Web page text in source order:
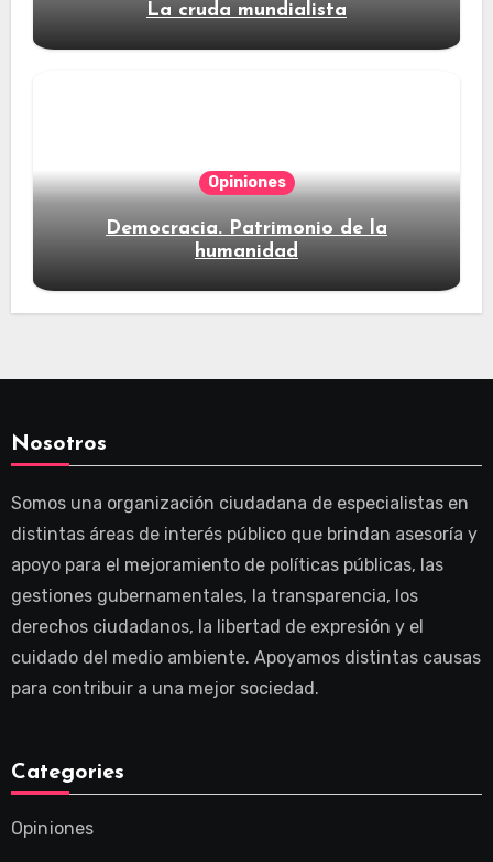
La cruda mundialista
Opiniones
Democracia. Patrimonio de la
humanidad
Nosotros
Somos una organización ciudadana de especialistas en
distintas áreas de interés público que brindan asesoría y
apoyo para el mejoramiento de políticas públicas, las
gestiones gubernamentales, la transparencia, los
derechos ciudadanos, la libertad de expresión y el
cuidado del medio ambiente. Apoyamos distintas causas
para contribuir a una mejor sociedad.
Categories
Opiniones